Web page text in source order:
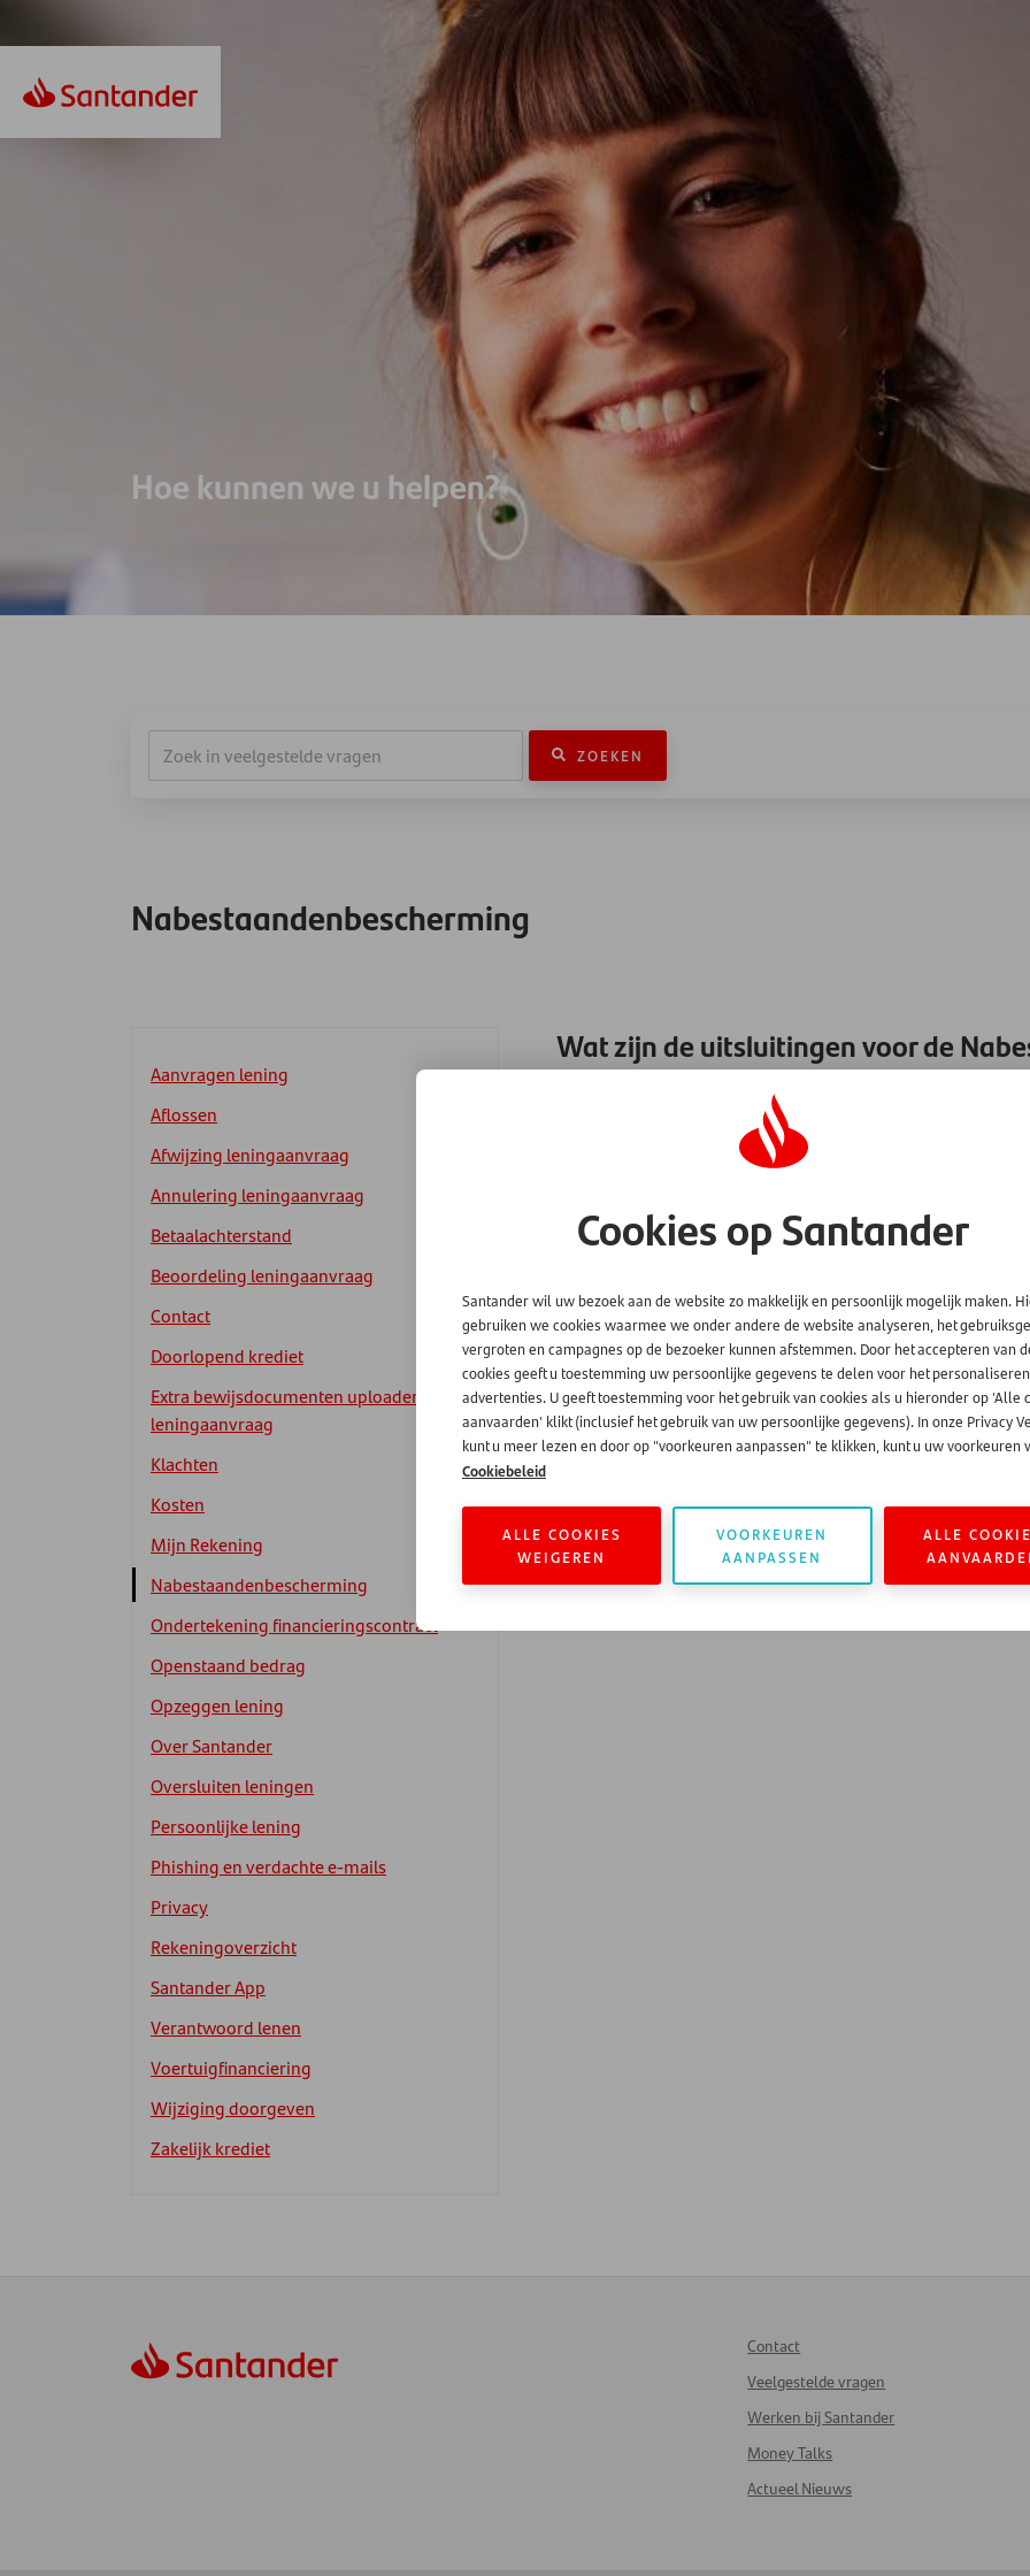
Hoe kunnen we u helpen?
ZOEKEN
Nabestaandenbescherming
Aanvragen lening
Aflossen
Afwijzing leningaanvraag
Annulering leningaanvraag
Betaalachterstand
Beoordeling leningaanvraag
Contact
Doorlopend krediet
Extra bewijsdocumenten uploaden
leningaanvraag
Klachten
Kosten
Mijn Rekening
Nabestaandenbescherming
Ondertekening financieringscontract
Openstaand bedrag
Opzeggen lening
Over Santander
Oversluiten leningen
Persoonlijke lening
Phishing en verdachte e-mails
Privacy
Rekeningoverzicht
Santander App
Verantwoord lenen
Voertuigfinanciering
Wijziging doorgeven
Zakelijk krediet
Wat zijn de uitsluitingen voor de
voorwaarden en deze kunt u vinden onder Nuttige
Contact
Veelgestelde vragen
Werken bij Santander
Money Talks
Actueel Nieuws
Cookies op Santander
Santander wil uw bezoek aan de website zo makkelijk en persoonlijk mogelijk maken.
gebruiken we cookies waarmee we onder andere de website analyseren, het
vergroten en campagnes op de bezoeker kunnen afstemmen. Door het accepteren van
cookies geeft u toestemming uw persoonlijke gegevens te delen voor het
advertenties. U geeft toestemming voor het gebruik van cookies als u hieronder op 'Alle
aanvaarden' klikt (inclusief het gebruik van uw persoonlijke gegevens). In onze Privacy
kunt u meer lezen en door op "voorkeuren aanpassen" te klikken, kunt u uw voorkeuren
Cookiebeleid
ALLE COOKIES
WEIGEREN
VOORKEUREN
AANPASSEN
ALLE